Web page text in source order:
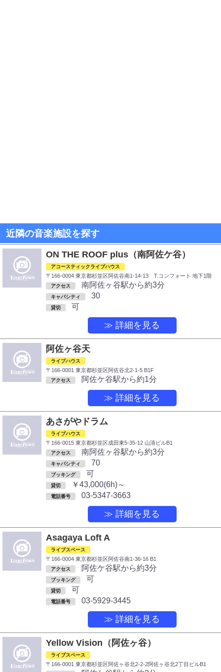
近隣の音楽施設を探す
ON THE ROOF plus（南阿佐ケ谷）
アコースティックライブハウス
〒166-0004 東京都杉並区阿佐谷南1-14-13 T.コンフォート 地下1階
アクセス 南阿佐ヶ谷駅から約3分
キャパシティ 30
貸切 可
≫ 詳細を見る
阿佐ヶ谷天
ライブハウス
〒166-0001 東京都杉並区阿佐谷北2-1-5 B1F
アクセス 阿佐ケ谷駅から約1分
≫ 詳細を見る
あさがやドラム
ライブハウス
〒166-0015 東京都杉並区成田東5-35-12 山清ビルB1
アクセス 南阿佐ヶ谷駅から約3分
キャパシティ 70
ブッキング 可
貸切 ￥43,000(6h)～
電話番号 03-5347-3663
≫ 詳細を見る
Asagaya Loft A
ライブスペース
〒166-0004 東京都杉並区阿佐谷南1-36-16 B1
アクセス 阿佐ケ谷駅から約3分
ブッキング 可
貸切 可
電話番号 03-5929-3445
≫ 詳細を見る
Yellow Vision（阿佐ヶ谷）
ライブスペース
〒166-0001 東京都杉並区阿佐ヶ谷北2-2-2阿佐ヶ谷北2丁目ビルB1